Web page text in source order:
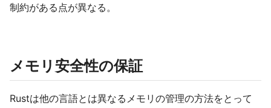
制約がある点が異なる。
メモリ安全性の保証
Rustは他の言語とは異なるメモリの管理の方法をとって